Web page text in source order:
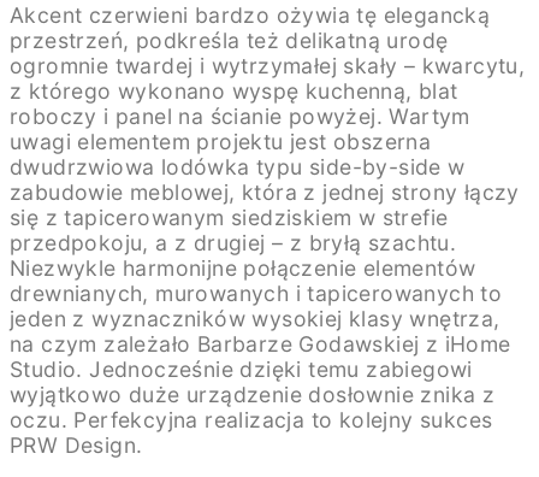
Akcent czerwieni bardzo ożywia tę elegancką
przestrzeń, podkreśla też delikatną urodę
ogromnie twardej i wytrzymałej skały – kwarcytu,
z którego wykonano wyspę kuchenną, blat
roboczy i panel na ścianie powyżej. Wartym
uwagi elementem projektu jest obszerna
dwudrzwiowa lodówka typu side-by-side w
zabudowie meblowej, która z jednej strony łączy
się z tapicerowanym siedziskiem w strefie
przedpokoju, a z drugiej – z bryłą szachtu.
Niezwykle harmonijne połączenie elementów
drewnianych, murowanych i tapicerowanych to
jeden z wyznaczników wysokiej klasy wnętrza,
na czym zależało Barbarze Godawskiej z iHome
Studio. Jednocześnie dzięki temu zabiegowi
wyjątkowo duże urządzenie dosłownie znika z
oczu. Perfekcyjna realizacja to kolejny sukces
PRW Design.